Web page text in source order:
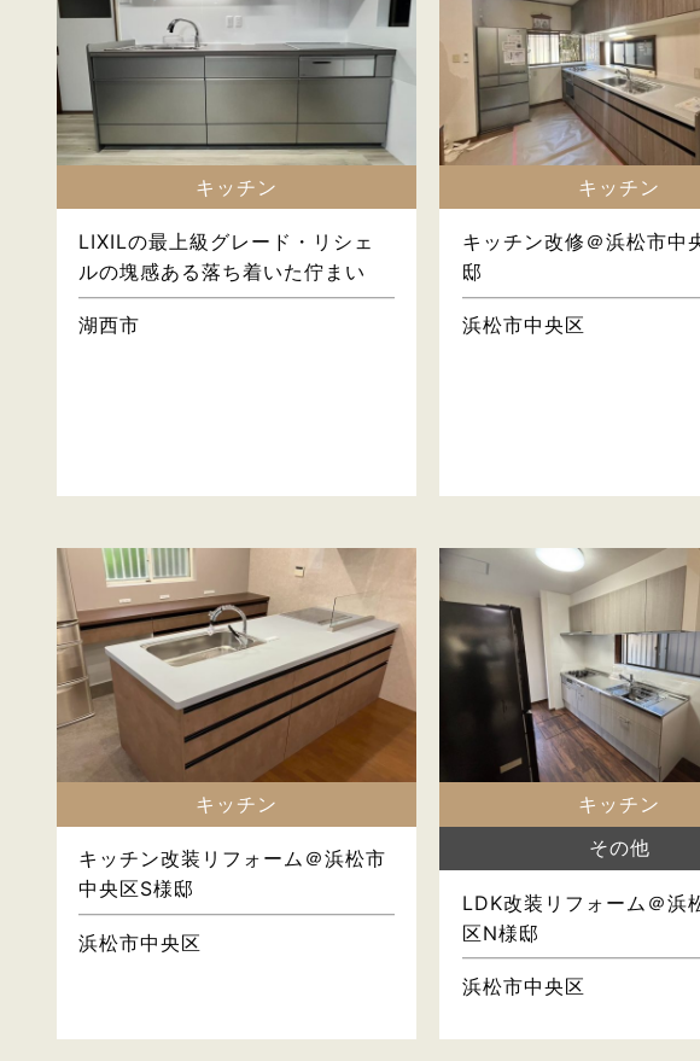
キッチン
LIXILの最上級グレード・リシェ
ルの塊感ある落ち着いた佇まい
湖西市
キッチン
キッチン改修＠浜松市中
邸
浜松市中央区
キッチン
キッチン改装リフォーム＠浜松市
中央区S様邸
浜松市中央区
キッチン
その他
LDK改装リフォーム＠浜
区N様邸
浜松市中央区